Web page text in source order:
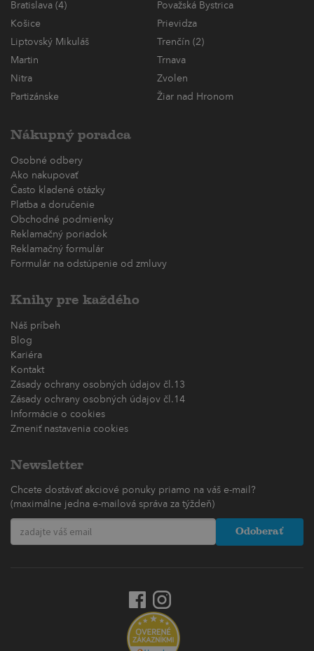
Bratislava (4)
Považská Bystrica
Košice
Prievidza
Liptovský Mikuláš
Trenčín (2)
Martin
Trnava
Nitra
Zvolen
Partizánske
Žiar nad Hronom
Nákupný poradca
Osobné odbery
Ako nakupovať
Často kladené otázky
Platba a doručenie
Obchodné podmienky
Reklamačný poriadok
Reklamačný formulár
Formulár na odstúpenie od zmluvy
Knihy pre každého
Náš príbeh
Blog
Kariéra
Kontakt
Zásady ochrany osobných údajov čl.13
Zásady ochrany osobných údajov čl.14
Informácie o cookies
Zmeniť nastavenia cookies
Newsletter
Chcete dostávať akciové ponuky priamo na váš e-mail?
(maximálne jedna e-mailová správa za týždeň)
Odoberať